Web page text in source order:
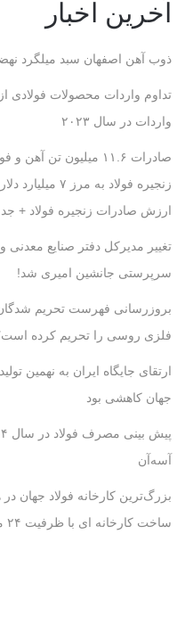
آخرین اخبار
ذوب آهن اصفهان سبد میلگرد
تداوم واردات محصولات فولادی
واردات در سال ۲۰۲۳
زنجیره فولاد
ارزش صادرات زنجیره فولاد +
تغییر مدیرکل دفتر صنایع
سرپرستی جانشین امیری شد!
بروزرسانی فهرست تحریم
فلزی روسی را تحریم کرده
ارتقای جایگاه ایران به نهمین
جهان کاهشی بود
آسه‌آن
بزرگ‌ترین کارخانه فولاد جهان
ساخت کارخانه ای با ظرفیت ۲۴ میلیون تن فولاد خبر داد